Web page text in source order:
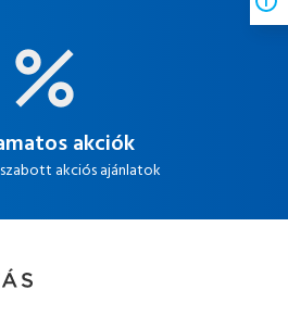
akciók
akciós ajánlatok